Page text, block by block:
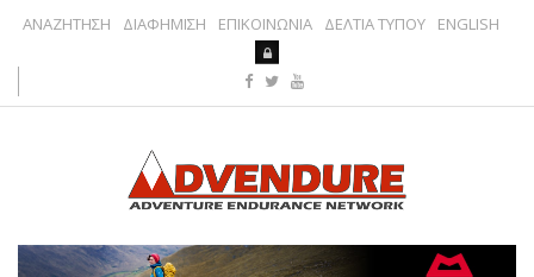
ΑΝΑΖΗΤΗΣΗ ΔΙΑΦΗΜΙΣΗ ΕΠΙΚΟΙΝΩΝΙΑ ΔΕΛΤΙΑ ΤΥΠΟΥ ENGLISH